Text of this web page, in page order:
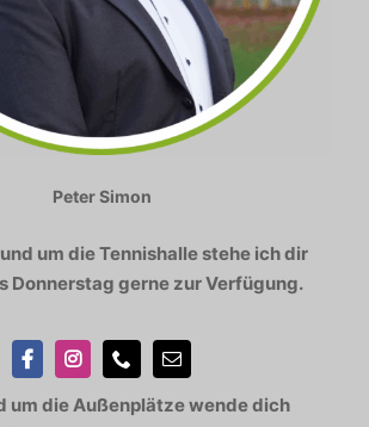
Peter Simon
um die Tennishalle stehe ich dir
Donnerstag gerne zur Verfügung.
um die Außenplätze wende dich